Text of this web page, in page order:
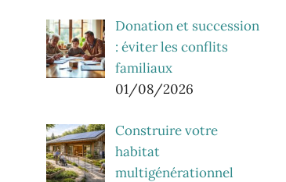
Donation et succession
: éviter les conflits
familiaux
01/08/2026
Construire votre
habitat
multigénérationnel